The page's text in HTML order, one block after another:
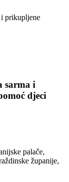
sarma i
djeci
palače,
županije,